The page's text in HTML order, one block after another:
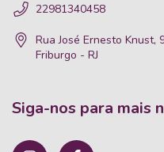
22981340458
Rua José Ernesto Knust,
Friburgo - RJ
Siga-nos para mais